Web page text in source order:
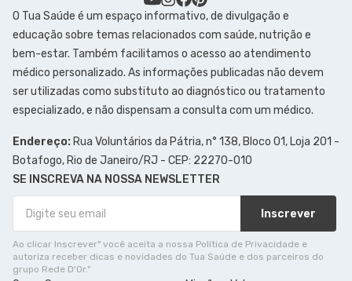
O Tua Saúde é um espaço informativo, de divulgação e
educação sobre temas relacionados com saúde, nutrição e
bem-estar. Também facilitamos o acesso ao atendimento
médico personalizado. As informações publicadas não devem
ser utilizadas como substituto ao diagnóstico ou tratamento
especializado, e não dispensam a consulta com um médico.
Endereço: Rua Voluntários da Pátria, n° 138, Bloco 01, Loja 201 -
Botafogo, Rio de Janeiro/RJ - CEP: 22270-010
SE INSCREVA NA NOSSA NEWSLETTER
Inscrever
Ao clicar Inscrever" você aceita a nossa Política de Privacidade e
autoriza receber dicas e novidades do Tua Saúde e dos parceiros do
grupo Rede D'Or."